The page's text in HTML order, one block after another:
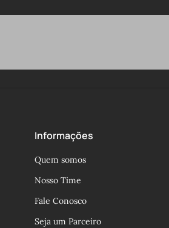
Informações
Quem somos
Nosso Time
Fale Conosco
Seja um Parceiro